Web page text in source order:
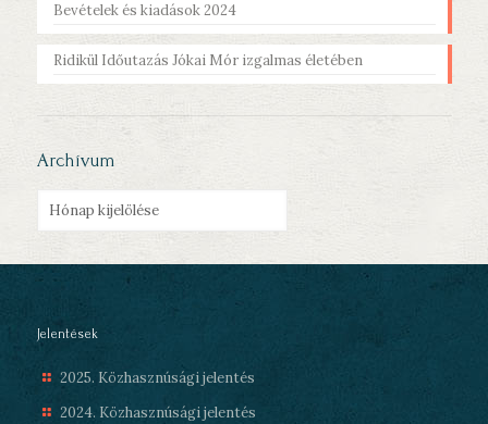
Bevételek és kiadások 2024
Ridikül Időutazás Jókai Mór izgalmas életében
Archívum
Jelentések
2025. Közhasznúsági jelentés
2024. Közhasznúsági jelentés